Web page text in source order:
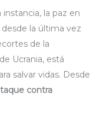
la paz en
la última vez
de la
Ucrania, está
salvar vidas. Desde
contra